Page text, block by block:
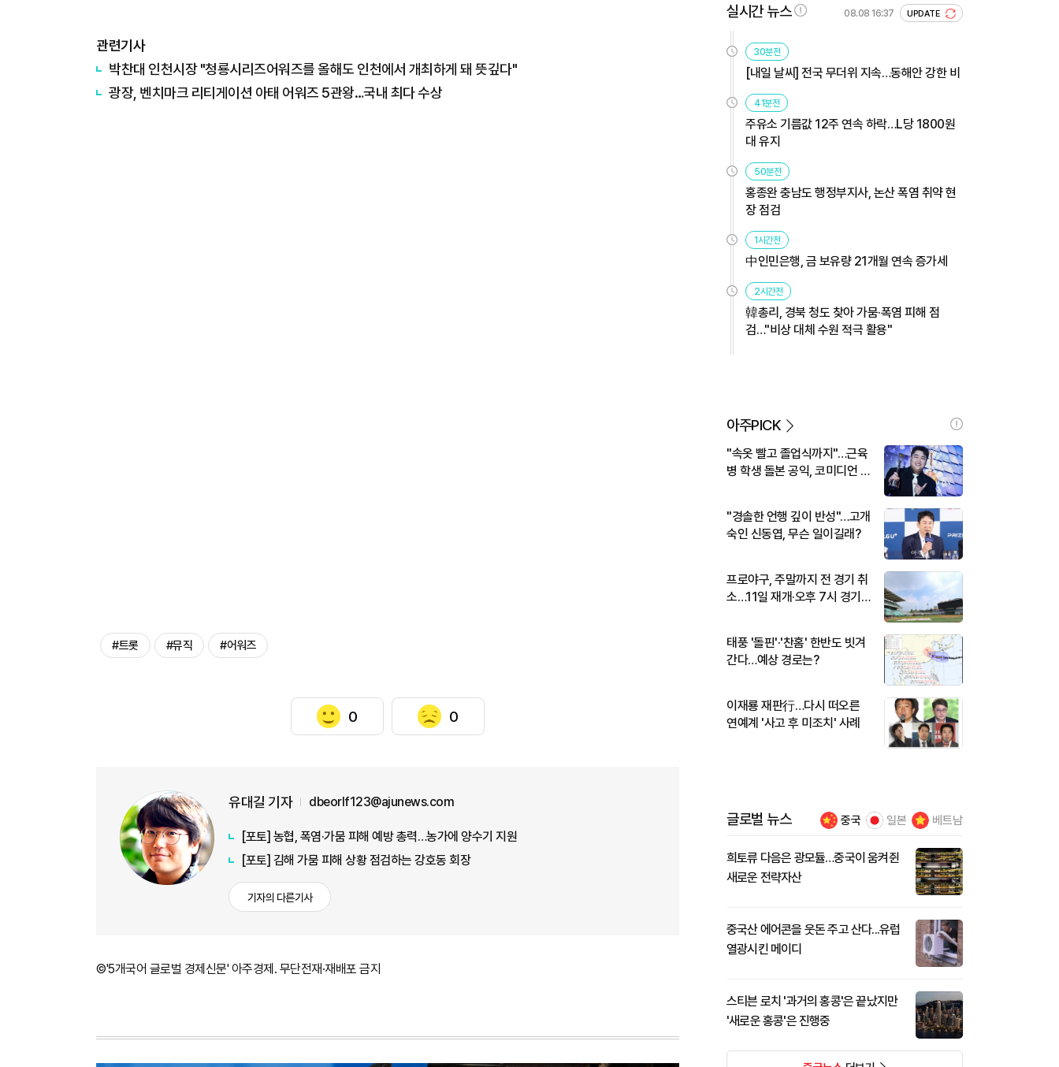
관련기사
박찬대 인천시장 "청룡시리즈어워즈를 올해도 인천에서 개최하게 돼 뜻깊다"
광장, 벤치마크 리티게이션 아태 어워즈 5관왕…국내 최다 수상
#트롯 #뮤직 #어워즈
0 0
유대길 기자 dbeorlf123@ajunews.com
[포토] 농협, 폭염·가뭄 피해 예방 총력…농가에 양수기 지원
[포토] 김해 가뭄 피해 상황 점검하는 강호동 회장
기자의 다른기사
©'5개국어 글로벌 경제신문' 아주경제. 무단전재·재배포 금지
실시간 뉴스 08.08 16:37 UPDATE
30분전
[내일 날씨] 전국 무더위 지속…동해안 강한 비
41분전
주유소 기름값 12주 연속 하락…L당 1800원
대 유지
50분전
홍종완 충남도 행정부지사, 논산 폭염 취약 현
장 점검
1시간전
中인민은행, 금 보유량 21개월 연속 증가세
2시간전
韓총리, 경북 청도 찾아 가뭄·폭염 피해 점
검…"비상 대체 수원 적극 활용"
아주PICK
"속옷 빨고 졸업식까지"…근육
병 학생 돌본 공익, 코미디언 김
"경솔한 언행 깊이 반성"…고개
숙인 신동엽, 무슨 일이길래?
프로야구, 주말까지 전 경기 취
소…11일 재개·오후 7시 경기
태풍 '돌핀'·'찬홈' 한반도 빗겨
간다…예상 경로는?
이재룡 재판行…다시 떠오른
연예계 '사고 후 미조치' 사례
글로벌 뉴스 중국 일본 베트남
희토류 다음은 광모듈…중국이 움켜쥔
새로운 전략자산
중국산 에어콘을 웃돈 주고 산다...유럽
열광시킨 메이디
스티븐 로치 '과거의 홍콩'은 끝났지만
'새로운 홍콩'은 진행중